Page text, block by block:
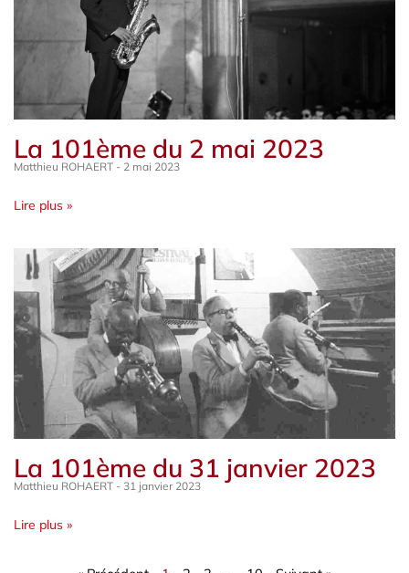
La 101ème du 2 mai 2023
Matthieu ROHAERT 2 mai 2023
Lire plus »
La 101ème du 31 janvier 2023
Matthieu ROHAERT 31 janvier 2023
Lire plus »